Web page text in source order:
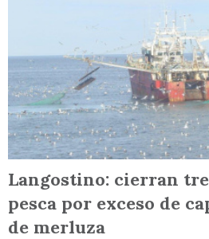
Langostino: cierran
pesca por exceso de
de merluza